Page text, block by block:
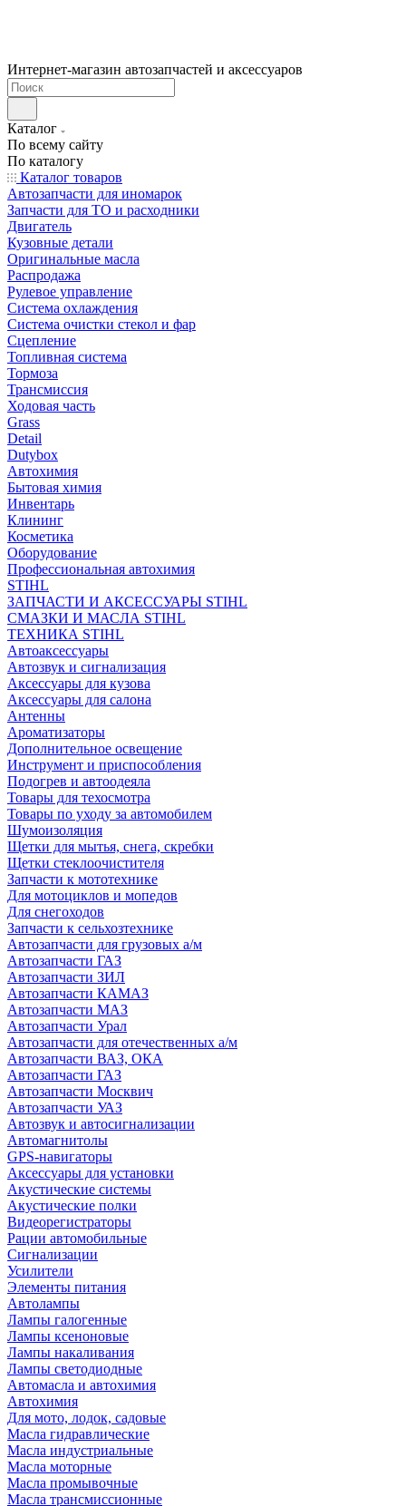
Интернет-магазин автозапчастей и аксессуаров
Каталог
По всему сайту
По каталогу
Каталог товаров
Автозапчасти для иномарок
Запчасти для ТО и расходники
Двигатель
Кузовные детали
Оригинальные масла
Распродажа
Рулевое управление
Система охлаждения
Система очистки стекол и фар
Сцепление
Топливная система
Тормоза
Трансмиссия
Ходовая часть
Grass
Detail
Dutybox
Автохимия
Бытовая химия
Инвентарь
Клининг
Косметика
Оборудование
Профессиональная автохимия
STIHL
ЗАПЧАСТИ И АКСЕССУАРЫ STIHL
СМАЗКИ И МАСЛА STIHL
ТЕХНИКА STIHL
Автоаксессуары
Автозвук и сигнализация
Аксессуары для кузова
Аксессуары для салона
Антенны
Ароматизаторы
Дополнительное освещение
Инструмент и приспособления
Подогрев и автоодеяла
Товары для техосмотра
Товары по уходу за автомобилем
Шумоизоляция
Щетки для мытья, снега, скребки
Щетки стеклоочистителя
Запчасти к мототехнике
Для мотоциклов и мопедов
Для снегоходов
Запчасти к сельхозтехнике
Автозапчасти для грузовых а/м
Автозапчасти ГАЗ
Автозапчасти ЗИЛ
Автозапчасти КАМАЗ
Автозапчасти МАЗ
Автозапчасти Урал
Автозапчасти для отечественных а/м
Автозапчасти ВАЗ, ОКА
Автозапчасти ГАЗ
Автозапчасти Москвич
Автозапчасти УАЗ
Автозвук и автосигнализации
Автомагнитолы
GPS-навигаторы
Аксессуары для установки
Акустические системы
Акустические полки
Видеорегистраторы
Рации автомобильные
Сигнализации
Усилители
Элементы питания
Автолампы
Лампы галогенные
Лампы ксеноновые
Лампы накаливания
Лампы светодиодные
Автомасла и автохимия
Автохимия
Для мото, лодок, садовые
Масла гидравлические
Масла индустриальные
Масла моторные
Масла промывочные
Масла трансмиссионные